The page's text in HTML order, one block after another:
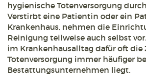
hygienische Totenversorgung
Verstirbt eine Patientin oder ein
Krankenhaus, nehmen die
Reinigung teilweise auch selbst
im Krankenhausalltag dafür oft die
Totenversorgung immer häufiger
Bestattungsunternehmen liegt.